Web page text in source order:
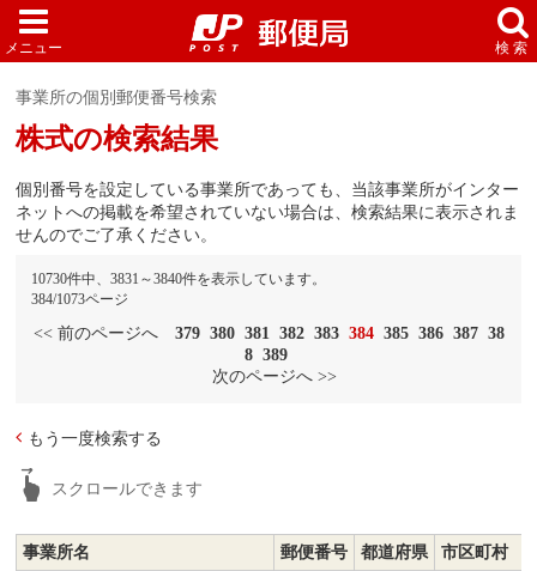
事業所の個別郵便番号検索
株式の検索結果
個別番号を設定している事業所であっても、当該事業所がインター
ネットへの掲載を希望されていない場合は、検索結果に表示されま
せんのでご了承ください。
10730件中、3831～3840件を表示しています。
384/1073ページ
<< 前のページへ 379 380 381 382 383 384 385 386 387 38
8 389
次のページへ >>
もう一度検索する
事業所名 郵便番号 都道府県 市区町村